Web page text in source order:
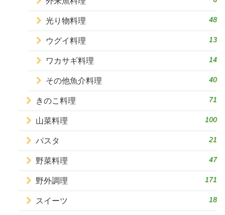
光り物料理 48
ウグイ料理 13
ワカサギ料理 14
その他魚介料理 40
きのこ料理 71
山菜料理 100
パスタ 21
野菜料理 47
野外調理 171
スイーツ 18